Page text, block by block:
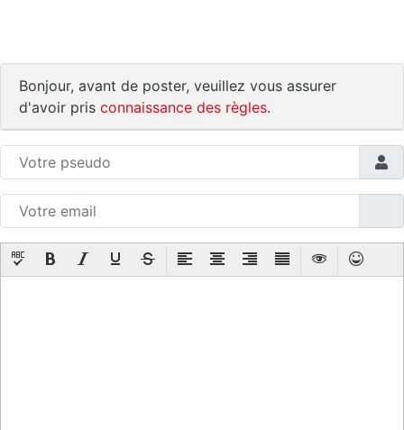
Bonjour, avant de poster, veuillez vous assurer
d'avoir pris connaissance des règles.